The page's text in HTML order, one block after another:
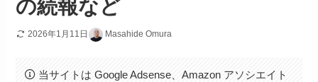
の続報など
2026年1月11日 Masahide Omura
当サイトは Google Adsense、Amazon アソシエイト